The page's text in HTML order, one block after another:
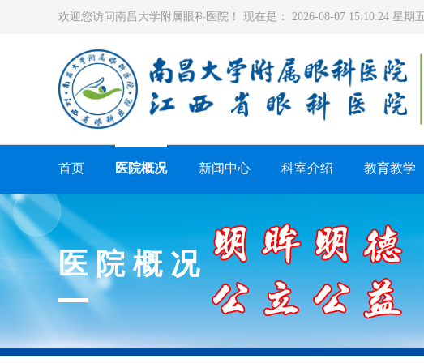
欢迎您访问南昌大学附属眼科医院！ 现在是： 2026-08-07 15:10:24 星期五
首页 医院概况 新闻中心 科室介绍 教育教学
医院概况